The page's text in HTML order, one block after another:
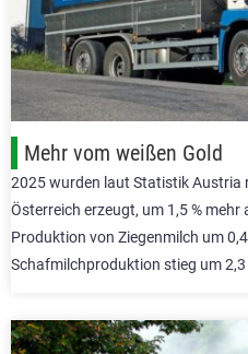
Mehr vom weißen Gold
2025 wurden laut Statistik Austria
Österreich erzeugt, um 1,5 %
Produktion von Ziegenmilch um
Schafmilchproduktion stieg um 2,3